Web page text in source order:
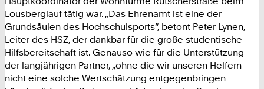
Lousberglauf tätig war. „Das Ehrenamt ist eine der
Grundsäulen des Hochschulsports“, betont Peter Lynen,
Leiter des HSZ, der dankbar für die große studentische
Hilfsbereitschaft ist. Genauso wie für die Unterstützung
der langjährigen Partner, „ohne die wir unseren Helfern
nicht eine solche Wertschätzung entgegenbringen